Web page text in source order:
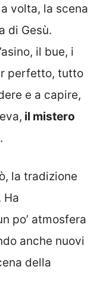
volta, la scena
di Gesù.
il bue, i
perfetto, tutto
e a capire,
il mistero
.
la tradizione
Ha
po’ atmosfera
anche nuovi
della